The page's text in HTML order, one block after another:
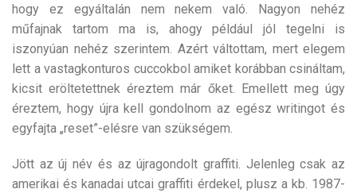
hogy ez egyáltalán nem nekem való. Nagyon nehéz
műfajnak tartom ma is, ahogy például jól tegelni is
iszonyúan nehéz szerintem. Azért váltottam, mert elegem
lett a vastagkonturos cuccokbol amiket korábban csináltam,
kicsit eröltetettnek éreztem már őket. Emellett meg úgy
éreztem, hogy újra kell gondolnom az egész writingot és
egyfajta „reset”-elésre van szükségem.
Jött az új név és az újragondolt graffiti. Jelenleg csak az
amerikai és kanadai utcai graffiti érdekel, plusz a kb. 1987-